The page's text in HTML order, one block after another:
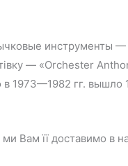
инструменты —
— «Orchester
1973—1982 гг. вышло
ми Вам її доставимо в